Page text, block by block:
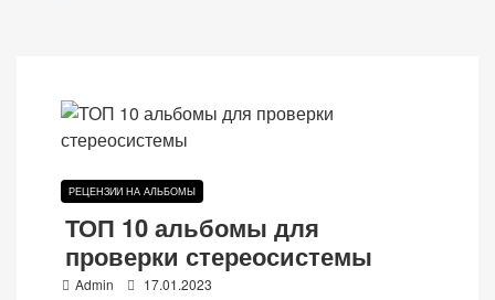
РЕЦЕНЗИИ НА АЛЬБОМЫ
ТОП 10 альбомы для
проверки стереосистемы
Admin 17.01.2023